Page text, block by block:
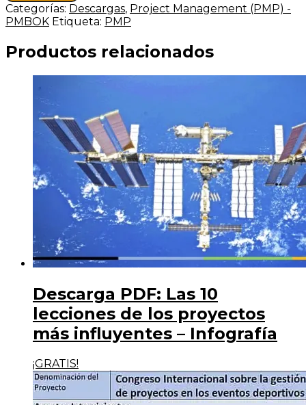
PDF:
Novedades
PMBOK6
2017
Categorías: Descargas, Project Management (PMP) -
PMBOK Etiqueta: PMP
Productos relacionados
Descarga PDF: Las 10
lecciones de los proyectos
más influyentes – Infografía
¡GRATIS!